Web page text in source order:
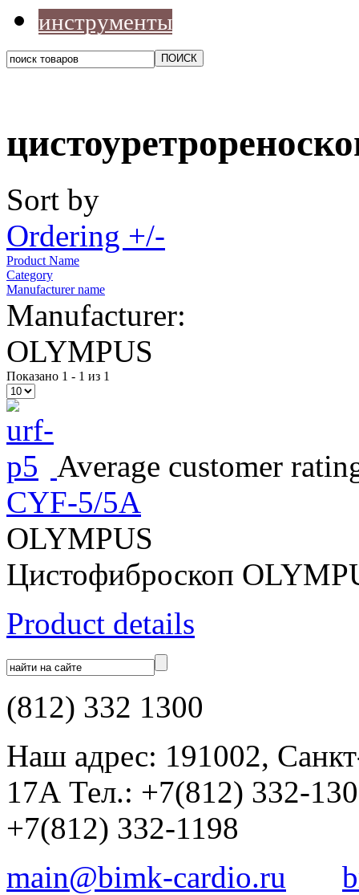
инструменты
Sort by
Ordering +/-
Product Name
Category
Manufacturer name
Manufacturer:
OLYMPUS
Показано 1 - 1 из 1
Average customer
CYF-5/5A
OLYMPUS
Цистофиброскоп
Product details
(812) 332 1300
Наш адрес: 191002,
17А Тел.: +7(812) 332-
+7(812) 332-1198
main@bimk-cardio.ru